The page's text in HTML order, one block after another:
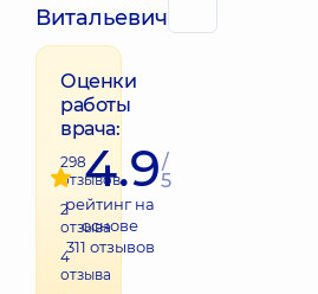
Витальевич
Оценки
работы
врача:
298
отзывов
2
отзыва
4
отзыва
4.9/
5
рейтинг на
основе
311 отзывов